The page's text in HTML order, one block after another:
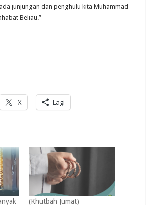
junjungan dan penghulu kita Muhammad
Beliau.”
X Lagi
(Khutbah Jumat)